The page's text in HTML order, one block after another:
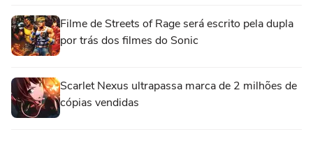
Filme de Streets of Rage será escrito pela dupla
por trás dos filmes do Sonic
Scarlet Nexus ultrapassa marca de 2 milhões de
cópias vendidas